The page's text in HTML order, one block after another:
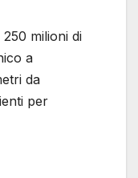
milioni di
a
da
per